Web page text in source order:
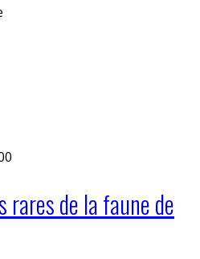
rares de la faune de